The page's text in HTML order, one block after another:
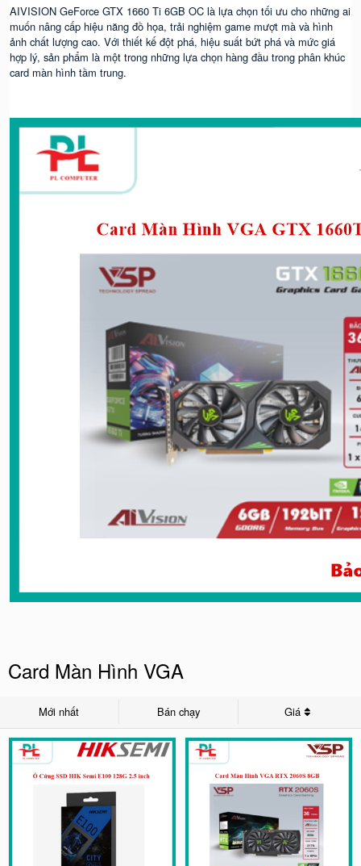
AIVISION GeForce GTX 1660 Ti 6GB OC là lựa chọn tối ưu cho những ai
muốn nâng cấp hiệu năng đồ họa, trải nghiệm game mượt mà và hình
ảnh chất lượng cao. Với thiết kế đột phá, hiệu suất bứt phá và mức giá
hợp lý, sản phẩm là một trong những lựa chọn hàng đầu trong phân khúc
card màn hình tầm trung.
Card Màn Hình VGA
Mới nhất Bán chạy Giá